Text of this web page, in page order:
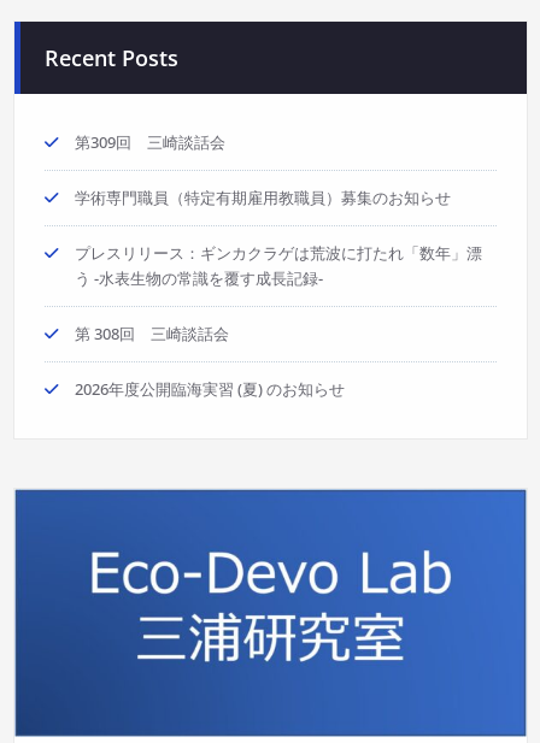
Recent Posts
第309回 三崎談話会
学術専門職員（特定有期雇用教職員）募集のお知らせ
プレスリリース：ギンカクラゲは荒波に打たれ「数年」漂
う -水表生物の常識を覆す成長記録-
第 308回 三崎談話会
2026年度公開臨海実習 (夏) のお知らせ